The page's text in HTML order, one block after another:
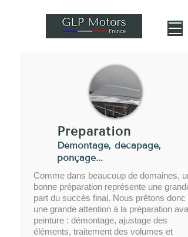
Préparation
Démontage, décapage,
ponçage...
Comme dans beaucoup de domaines,
bonne préparation représente une grande
part du succès final. Nous prêtons donc
une grande attention à la préparation
peinture : démontage, ajustage des
éléments, traitement des volumes et